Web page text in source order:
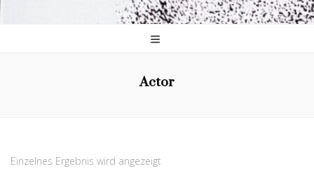
Actor
Einzelnes Ergebnis wird angezeigt